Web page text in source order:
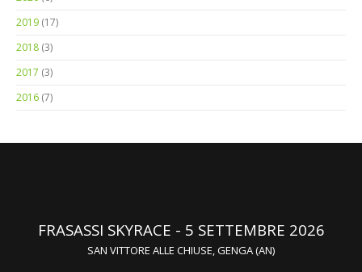
2018 (3)
2017 (3)
2016 (7)
SAN VITTORE ALLE CHIUSE, GENGA (AN)